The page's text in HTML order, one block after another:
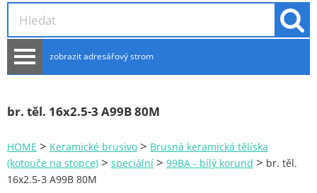
zobrazit adresářový strom
NOVINKY
Plachty
Žebříky a schůdky
br. těl. 16x2.5-3 A99B 80M
HOME > Keramické brusivo > Brusná keramická tělíska
(kotouče na stopce) > speciální > 99BA - bílý korund > br. těl.
16x2.5-3 A99B 80M